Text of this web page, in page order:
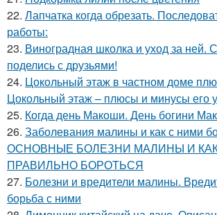
22. Лапчатка когда обрезать.
работы:
23. Виноградная школка и уход за ней.
поделись с друзьями!
24. Цокольный этаж в частном доме
Цокольный этаж – плюсы и минусы его
25. Когда день Макоши. День богини
26. Заболевания малины и как с ними
ОСНОВНЫЕ БОЛЕЗНИ МАЛИНЫ И
ПРАВИЛЬНО БОРОТЬСЯ
27. Болезни и вредители малины.
борьба с ними